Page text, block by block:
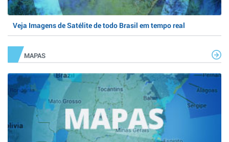
Veja Imagens de Satélite de todo Brasil em tempo real
MAPAS